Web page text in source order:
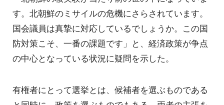
す。北朝鮮のミサイルの危機にさらされています。
国会議員は真摯に対応しているでしょうか。この国
防対策こそ、一番の課題です」と、経済政策が争点
の中心となっている状況に疑問を示した。
有権者にとって選挙とは、候補者を選ぶものである